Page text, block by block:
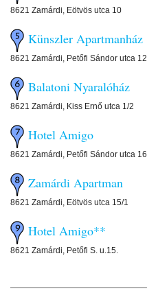
8621 Zamárdi, Eötvös utca 10
Künszler Apartmanház
8621 Zamárdi, Petőfi Sándor utca 12
Balatoni Nyaralóház
8621 Zamárdi, Kiss Ernő utca 1/2
Hotel Amigo
8621 Zamárdi, Petőfi Sándor utca 16
Zamárdi Apartman
8621 Zamárdi, Eötvös utca 15/1
Hotel Amigo**
8621 Zamárdi, Petőfi S. u.15.